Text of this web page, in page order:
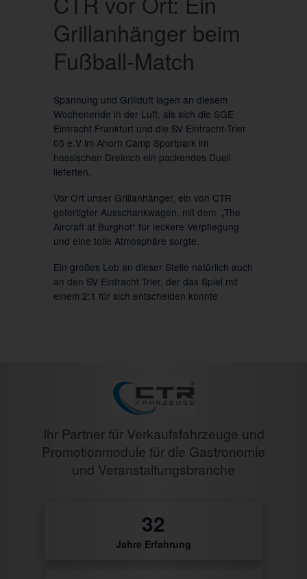
Grillanhänger beim
Fußball-Match
Spannung und Grillduft lagen an diesem
Wochenende in der Luft, als sich die SGE
Eintracht Frankfurt und die SV Eintracht-Trier
05 e.V im Ahorn Camp Sportpark im
hessischen Dreieich ein packendes Duell
lieferten.
Vor Ort unser Grillanhänger, ein von CTR
gefertigter Ausschankwagen, mit dem „The
Aircraft at Burghof“ für leckere Verpflegung
und eine tolle Atmosphäre sorgte.
Ein großes Lob an dieser Stelle natürlich auch
an den SV Eintracht Trier, der das Spiel mit
einem 2:1 für sich entscheiden konnte
Ihr Partner für Verkaufsfahrzeuge und
Promotionmodule für die Gastronomie
und Veranstaltungsbranche
0
Jahre Erfahrung